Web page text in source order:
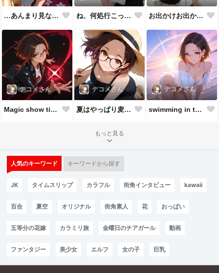
…あんまり見ないでよ ね、何処行こっか？ お出かけお出かけ♪
デコメさん
Magic show time!!
デコメさん
夏はやっぱり麦わら帽子👒
デコメさん
swimming in the sea
もっと見る
人気のキーワード キーワードから探す
JK タイムスリップ カラフル 街角インタビュー kawaii
百合 夏空 オリジナル 街角素人 花 おっぱい
五等分の花嫁 カラミリ旅 金曜日のチアガール 動画
ファンタジー 美少女 エルフ 女の子 巨乳